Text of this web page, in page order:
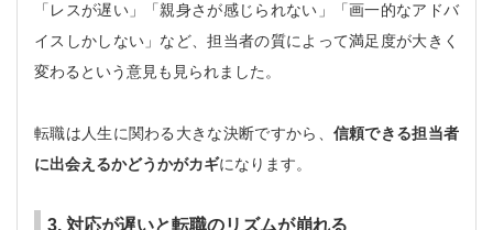
「レスが遅い」「親身さが感じられない」「画一的なアドバ
イスしかしない」など、担当者の質によって満足度が大きく
変わるという意見も見られました。
転職は人生に関わる大きな決断ですから、 信頼できる担当者
に出会えるかどうかがカギになります。
3. 対応が遅いと転職のリズムが崩れる